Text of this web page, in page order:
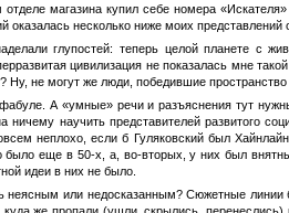
магазина купил себе номера
несколько ниже моих представлений о
глупостей: теперь целой планете с
цивилизация не показалась мне
не могут же люди, победившие
А «умные» речи и разъяснения тут
научить представителей развитого
неплохо, если б Гуляковский был
еще в 50-х, а, во-вторых, у них был
идеи в них не было.
неясным или недосказанным? Сюжетные
же пропали (ушли, скрылись,